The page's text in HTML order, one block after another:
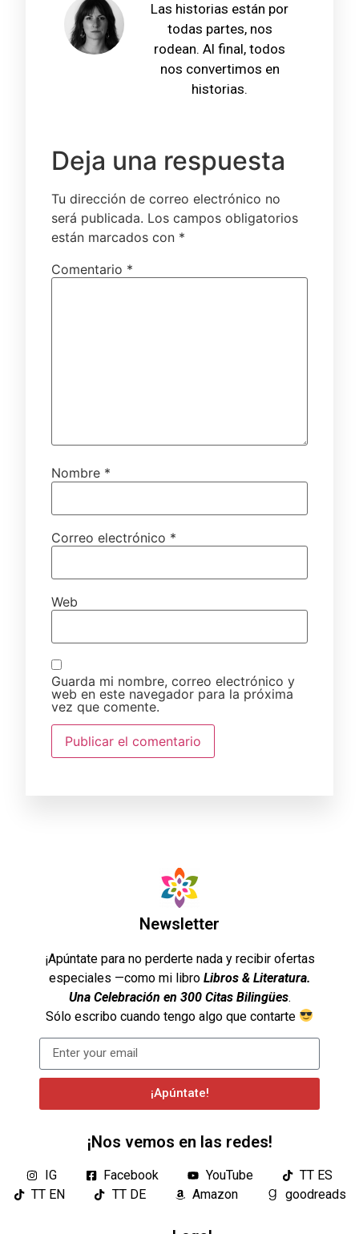
Las historias están por
todas partes, nos
rodean. Al final, todos
nos convertimos en
historias.
Deja una respuesta
Tu dirección de correo electrónico no
será publicada. Los campos obligatorios
están marcados con *
Comentario *
Nombre *
Correo electrónico *
Web
Guarda mi nombre, correo electrónico y
web en este navegador para la próxima
vez que comente.
Newsletter
¡Apúntate para no perderte nada y recibir ofertas
especiales —como mi libro Libros & Literatura.
Una Celebración en 300 Citas Bilingües.
Sólo escribo cuando tengo algo que contarte
¡Apúntate!
¡Nos vemos en las redes!
IG Facebook YouTube
TT ES
TT EN
TT DE Amazon goodreads